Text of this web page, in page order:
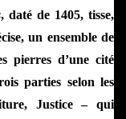
, daté de 1405, tisse,
un ensemble de
pierres d’une cité
parties selon les
Justice – qui